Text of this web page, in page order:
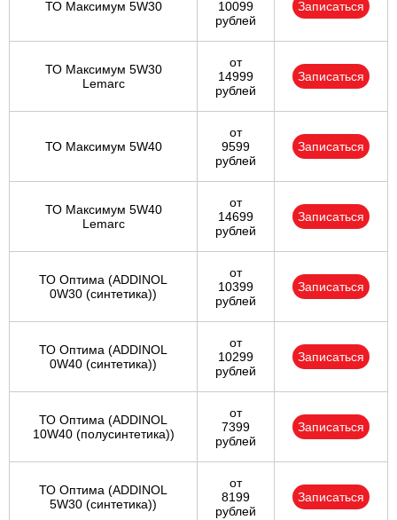
ТО Максимум 5W30
10099
рублей
Записаться
ТО Максимум 5W30
Lemarc
от
14999
рублей
Записаться
ТО Максимум 5W40
от
9599
рублей
Записаться
ТО Максимум 5W40
Lemarc
от
14699
рублей
Записаться
ТО Оптима (ADDINOL
0W30 (синтетика))
от
10399
рублей
Записаться
ТО Оптима (ADDINOL
0W40 (синтетика))
от
10299
рублей
Записаться
ТО Оптима (ADDINOL
10W40 (полусинтетика))
от
7399
рублей
Записаться
ТО Оптима (ADDINOL
5W30 (синтетика))
от
8199
рублей
Записаться